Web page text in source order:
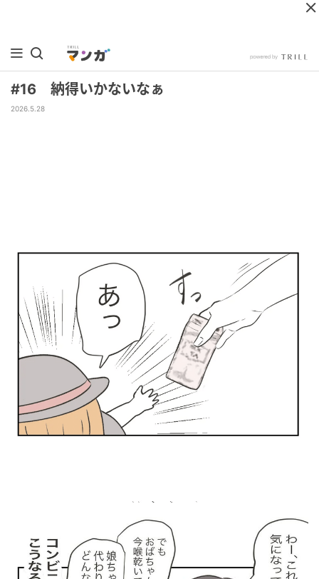
#16 納得いかないなぁ
2026.5.28